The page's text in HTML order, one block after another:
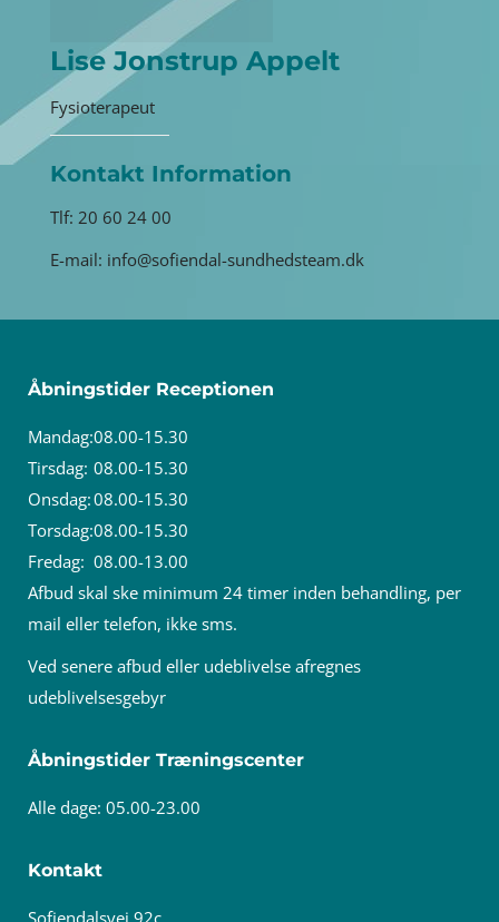
Lise Jonstrup Appelt
Fysioterapeut
Kontakt Information
Tlf: 20 60 24 00
E-mail: info@sofiendal-sundhedsteam.dk
Åbningstider Receptionen
Mandag:08.00-15.30
Tirsdag: 08.00-15.30
Onsdag:08.00-15.30
Torsdag:08.00-15.30
Fredag: 08.00-13.00
Afbud skal ske minimum 24 timer inden behandling, per
mail eller telefon, ikke sms.
Ved senere afbud eller udeblivelse afregnes
udeblivelsesgebyr
Åbningstider Træningscenter
Alle dage: 05.00-23.00
Kontakt
Sofiendalsvej 92c